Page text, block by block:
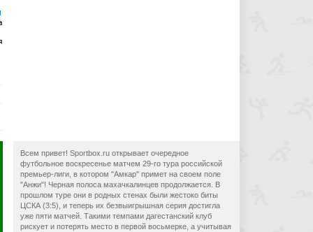
Всем привет! Sportbox.ru открывает очередное
футбольное воскресенье матчем 29-го тура российской
премьер-лиги, в котором "Амкар" примет на своем поле
"Анжи"! Черная полоса махачкалинцев продолжается. В
прошлом туре они в родных стенах были жестоко биты
ЦСКА (3:5), и теперь их безвыигрышная серия достигла
уже пяти матчей. Такими темпами дагестанский клуб
рискует и потерять место в первой восьмерке, а учитывая